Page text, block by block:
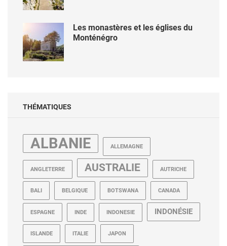
Les monastères et les églises du
Monténégro
THÉMATIQUES
ALBANIE ALLEMAGNE
ANGLETERRE AUSTRALIE AUTRICHE
BALI BELGIQUE BOTSWANA CANADA
ESPAGNE INDE INDONESIE INDONÉSIE
ISLANDE ITALIE JAPON